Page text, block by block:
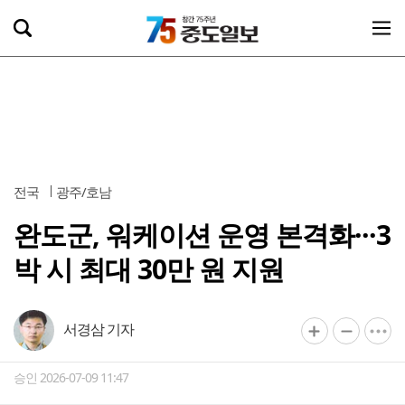
전국 광주/호남
완도군, 워케이션 운영 본격화···3
박 시 최대 30만 원 지원
서경삼 기자
승인 2026-07-09 11:47